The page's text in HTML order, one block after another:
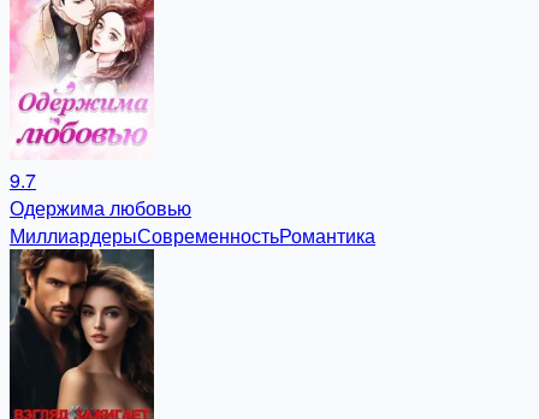
9.7
Одержима любовью
МиллиардерыСовременностьРомантика